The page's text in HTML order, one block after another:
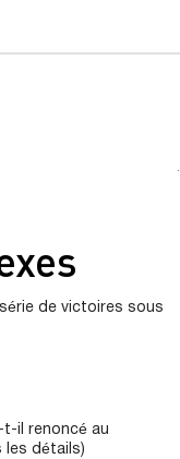
de victoires sous
t-il renoncé au
les détails)